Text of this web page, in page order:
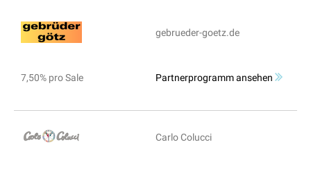
gebrueder-goetz.de
7,50% pro Sale Partnerprogramm ansehen
Carlo Colucci